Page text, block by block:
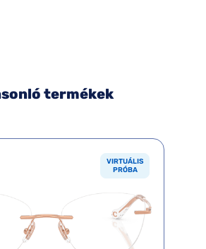
termékek
VIRTUÁLIS
PRÓBA